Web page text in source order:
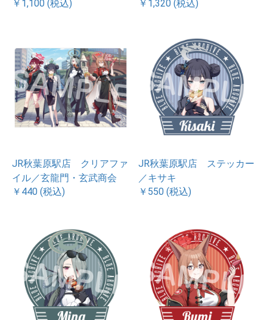
￥1,100 (税込) ￥1,320 (税込)
JR秋葉原駅店 クリアファ
イル／玄龍門・玄武商会
￥440 (税込)
JR秋葉原駅店 ステッカー
／キサキ
￥550 (税込)